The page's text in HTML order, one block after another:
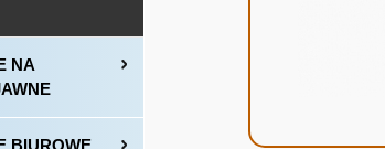
NA
BIUROWE